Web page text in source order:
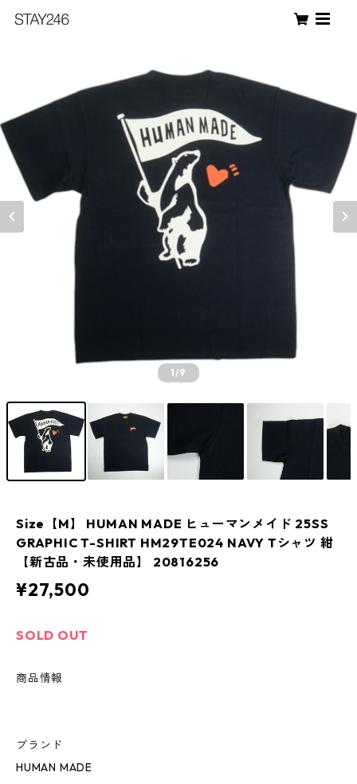
1/9
Size【M】 HUMAN MADE ヒューマンメイド 25SS
GRAPHIC T-SHIRT HM29TE024 NAVY Tシャツ 紺
【新古品・未使用品】 20816256
¥27,500
SOLD OUT
商品情報
ブランド
HUMAN MADE